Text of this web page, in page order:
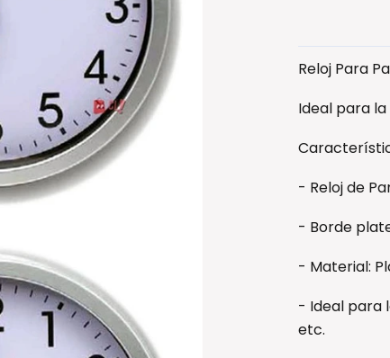
Reloj Para
Ideal para
- Reloj de
- Borde
- Material:
- Ideal para
etc.